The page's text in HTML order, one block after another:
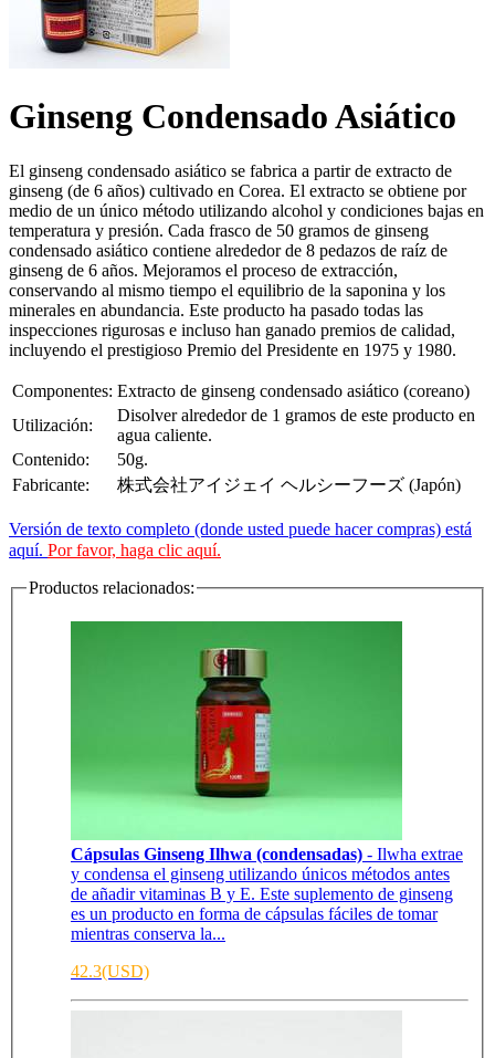
Ginseng Condensado Asiático
El ginseng condensado asiático se fabrica a partir de extracto de
ginseng (de 6 años) cultivado en Corea. El extracto se obtiene por
medio de un único método utilizando alcohol y condiciones bajas en
temperatura y presión. Cada frasco de 50 gramos de ginseng
condensado asiático contiene alrededor de 8 pedazos de raíz de
ginseng de 6 años. Mejoramos el proceso de extracción,
conservando al mismo tiempo el equilibrio de la saponina y los
minerales en abundancia. Este producto ha pasado todas las
inspecciones rigurosas e incluso han ganado premios de calidad,
incluyendo el prestigioso Premio del Presidente en 1975 y 1980.
Componentes: Extracto de ginseng condensado asiático (coreano)
Utilización:
Disolver alrededor de 1 gramos de este producto en
agua caliente.
Contenido:
50g.
Fabricante:
株式会社アイジェイ ヘルシーフーズ (Japón)
Versión de texto completo (donde usted puede hacer compras) está
aquí. Por favor, haga clic aquí.
Productos relacionados:
Cápsulas Ginseng Ilhwa (condensadas) - Ilwha extrae
y condensa el ginseng utilizando únicos métodos antes
de añadir vitaminas B y E. Este suplemento de ginseng
es un producto en forma de cápsulas fáciles de tomar
mientras conserva la...
42.3(USD)